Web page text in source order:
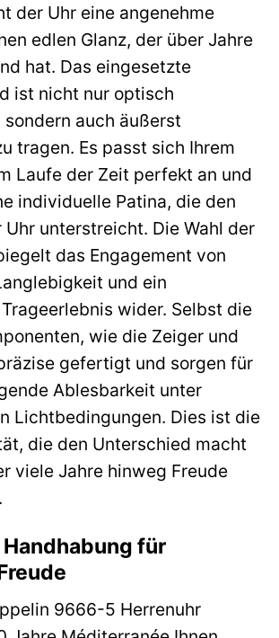
der Uhr eine angenehme
edlen Glanz, der über Jahre
hat. Das eingesetzte
ist nicht nur optisch
auch äußerst
tragen. Es passt sich Ihrem
Laufe der Zeit perfekt an und
individuelle Patina, die den
Uhr unterstreicht. Die Wahl der
das Engagement von
und ein
wider. Selbst die
wie die Zeiger und
gefertigt und sorgen für
Ablesbarkeit unter
Lichtbedingungen. Dies ist die
die den Unterschied macht
viele Jahre hinweg Freude
für
9666-5 Herrenuhr